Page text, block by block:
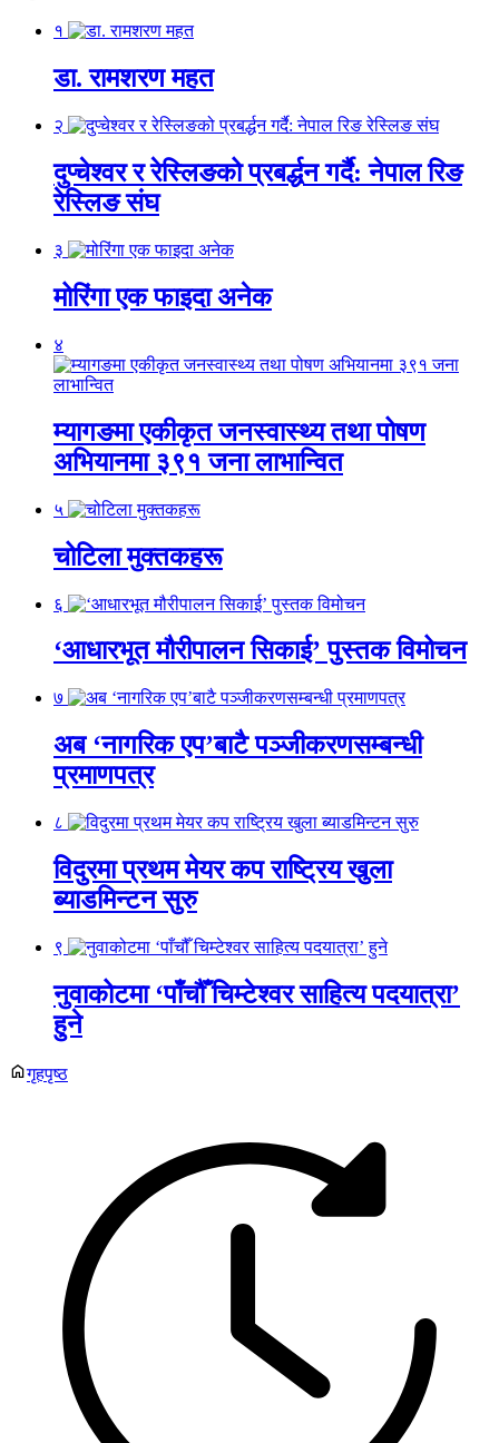
१
डा. रामशरण महत
२
दुप्चेश्वर र रेस्लिङको प्रबर्द्धन गर्दै: नेपाल रिङ
रेस्लिङ संघ
३
मोरिंगा एक फाइदा अनेक
४
म्यागङमा एकीकृत जनस्वास्थ्य तथा पोषण
अभियानमा ३९१ जना लाभान्वित
५
चोटिला मुक्तकहरू
६
‘आधारभूत मौरीपालन सिकाई’ पुस्तक विमोचन
७
अब ‘नागरिक एप’बाटै पञ्जीकरणसम्बन्धी
प्रमाणपत्र
८
विदुरमा प्रथम मेयर कप राष्ट्रिय खुला
ब्याडमिन्टन सुरु
९
नुवाकोटमा ‘पाँचौँ चिम्टेश्वर साहित्य पदयात्रा’
हुने
गृहपृष्ठ